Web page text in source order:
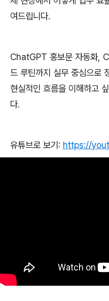
여드립니다.
ChatGPT 홍보문 자동화,
드 루틴까지 실무 중심으로
현실적인 흐름을 이해하고
다.
유튜브로 보기: https://